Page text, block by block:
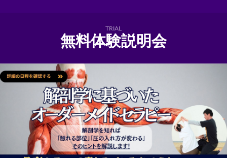
TRIAL
無料体験説明会